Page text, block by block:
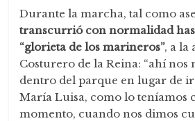
Durante la marcha, tal como
transcurrió con normalidad
“glorieta de los marineros”, a la
Costurero de la Reina: “ahí
dentro del parque en lugar de
María Luisa, como lo teníamos
momento, cuando nos dimos